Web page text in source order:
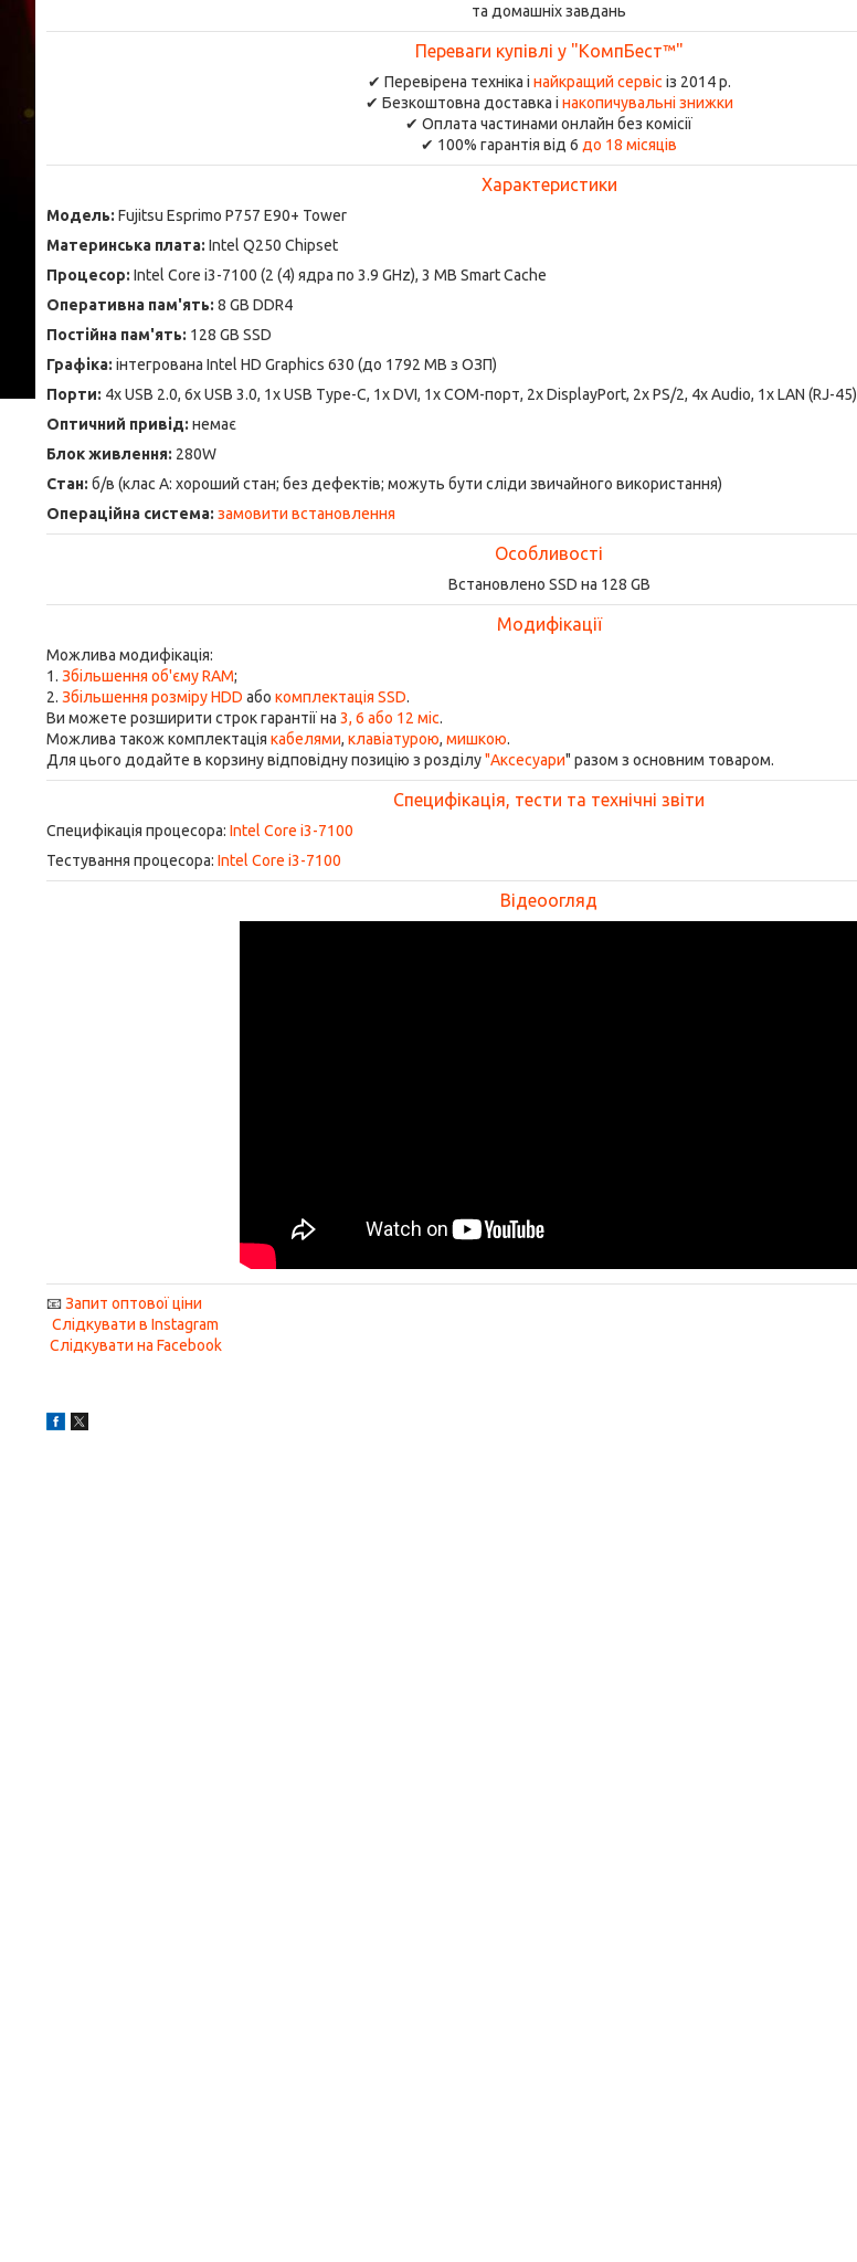
та домашніх завдань
Переваги купівлі у "КомпБест™"
✔ Перевірена техніка і найкращий сервіс із 2014 р.
✔ Безкоштовна доставка і накопичувальні знижки
✔ Оплата частинами онлайн без комісії
✔ 100% гарантія від 6 до 18 місяців
Характеристики
Модель: Fujitsu Esprimo P757 E90+ Tower
Материнська плата: Intel Q250 Chipset
Процесор: Intel Core i3-7100 (2 (4) ядра по 3.9 GHz), 3 MB Smart Cache
Оперативна пам'ять: 8 GB DDR4
Постійна пам'ять: 128 GB SSD
Графіка: інтегрована Intel HD Graphics 630 (до 1792 MB з ОЗП)
Порти: 4x USB 2.0, 6x USB 3.0, 1x USB Type-C, 1x DVI, 1x COM-порт, 2x DisplayPort, 2x PS/2, 4x Audio, 1x LAN (RJ-45)
Оптичний привід: немає
Блок живлення: 280W
Стан: б/в (клас А: хороший стан; без дефектів; можуть бути сліди звичайного використання)
Операційна система: замовити встановлення
Особливості
Встановлено SSD на 128 GB
Модифікації
Можлива модифікація:
1. Збільшення об'єму RAM;
2. Збільшення розміру HDD або комплектація SSD.
Ви можете розширити строк гарантії на 3, 6 або 12 міс.
Можлива також комплектація кабелями, клавіатурою, мишкою.
Для цього додайте в корзину відповідну позицію з розділу"Аксесуари" разом з основним товаром.
Специфікація, тести та технічні звіти
Специфікація процесора: Intel Core i3-7100
Тестування процесора: Intel Core i3-7100
Відеоогляд
📧Запит оптової ціни
Слідкувати в Instagram
Слідкувати на Facebook